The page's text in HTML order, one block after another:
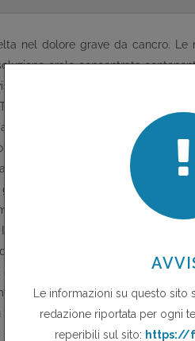
nel dolore grave da cancro. Le
orale concentrata
rispettivamente di contagocce e
e tre le preparazioni sono in
massime entro la prima ora) e
aggiustamento posologico
orali liquide di morfina
in trattamento con le compresse
che hanno bisogno di dosi
genere, nei pazienti già trattati
soluzione e 5 ml dello
va ridefinita in rapporto alle
al raggiungimento del
e le capsule a cessione
durata d'azione più prolungata